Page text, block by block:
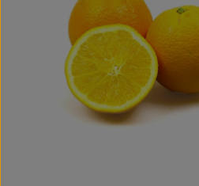
Boissons
Accessoires et divers
Cosmétique et hygiène